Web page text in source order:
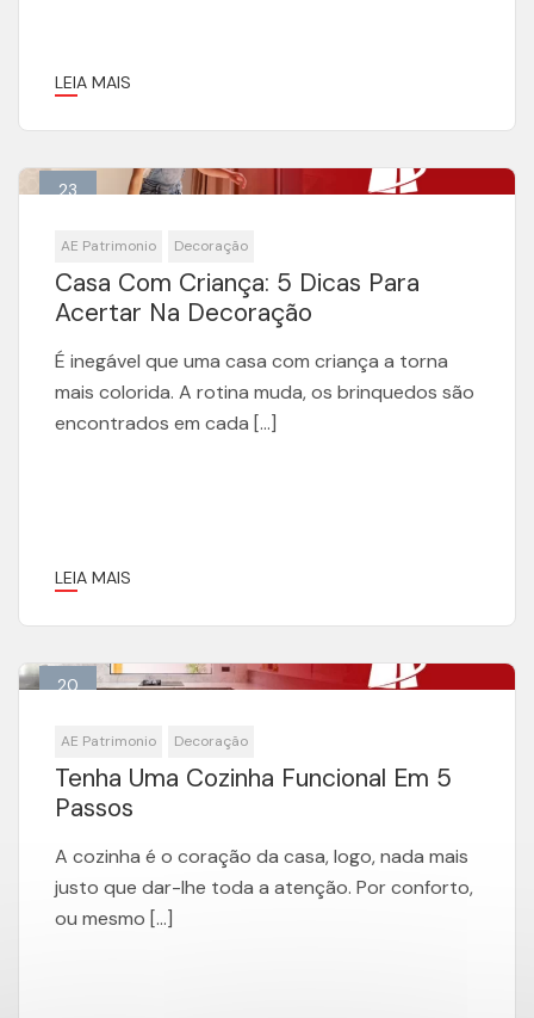
LEIA MAIS
23
AE Patrimonio Decoração
Casa Com Criança: 5 Dicas Para
Acertar Na Decoração
É inegável que uma casa com criança a torna
mais colorida. A rotina muda, os brinquedos são
encontrados em cada […]
LEIA MAIS
20
AE Patrimonio Decoração
Tenha Uma Cozinha Funcional Em 5
Passos
A cozinha é o coração da casa, logo, nada mais
justo que dar-lhe toda a atenção. Por conforto,
ou mesmo […]